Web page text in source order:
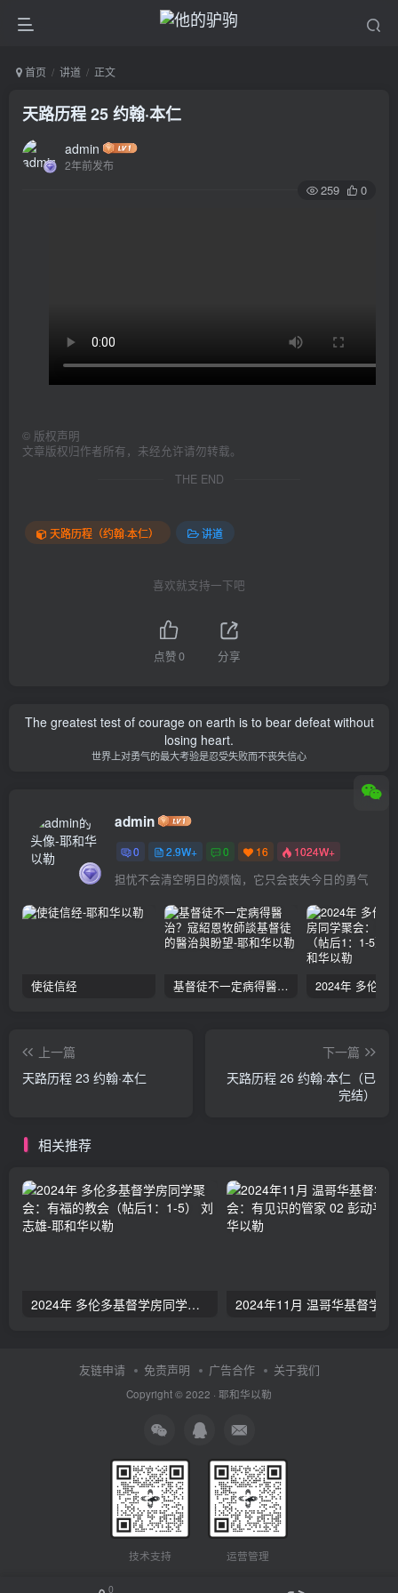
首页 讲道 正文
天路历程 25 约翰·本仁
admin
2年前发布
259 0
© 版权声明
文章版权归作者所有，未经允许请勿转载。
THE END
天路历程（约翰·本仁） 讲道
喜欢就支持一下吧
点赞0 分享
The greatest test of courage on earth is to bear defeat without
losing heart.
世界上对勇气的最大考验是忍受失败而不丧失信心
admin
0 2.9W+ 0 16 1024W+
担忧不会清空明日的烦恼，它只会丧失今日的勇气
使徒信经 基督徒不一定病得醫治？寇紹恩牧師談基督徒的醫治與盼望
上一篇
天路历程 23 约翰·本仁
下一篇
天路历程 26 约翰·本仁（已
完结）
相关推荐
2024年 多伦多基督学房同学聚会：有福的教会（帖后1：1-5） 刘志雄
友链申请 免责声明 广告合作 关于我们
Copyright © 2022 · 耶和华以勒
技术支持 运营管理
0